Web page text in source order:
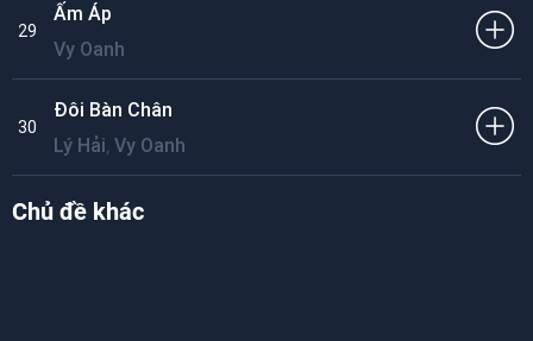
29
Ấm Áp
Vy Oanh
30
Đôi Bàn Chân
Lý Hải, Vy Oanh
Chủ đề khác